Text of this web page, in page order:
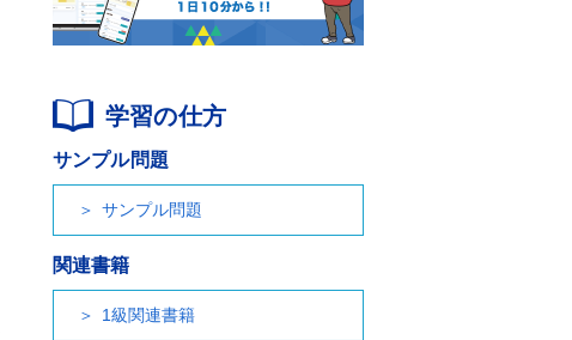
学習の仕方
サンプル問題
サンプル問題
関連書籍
1級関連書籍